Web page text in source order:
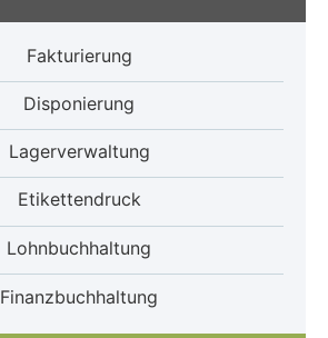
Fakturierung
Disponierung
Lagerverwaltung
Etikettendruck
Lohnbuchhaltung
Finanzbuchhaltung